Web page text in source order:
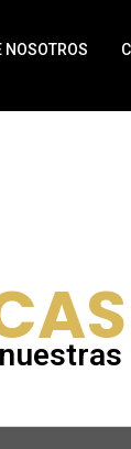
NOSOTROS